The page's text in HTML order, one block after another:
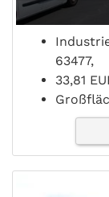
63477,
33,81